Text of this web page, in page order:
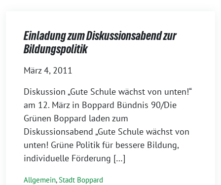
Einladung zum Diskussionsabend zur
Bildungspolitik
März 4, 2011
Diskussion „Gute Schule wächst von unten!“
am 12. März in Boppard Bündnis 90/Die
Grünen Boppard laden zum
Diskussionsabend „Gute Schule wächst von
unten! Grüne Politik für bessere Bildung,
individuelle Förderung […]
Allgemein,Stadt Boppard